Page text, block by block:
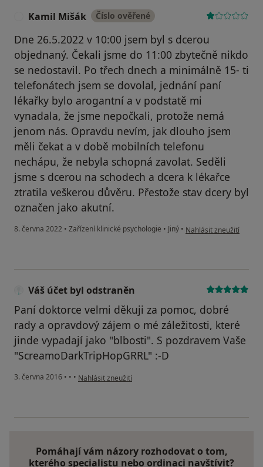
Kamil Mišák Číslo ověřené
Dne 26.5.2022 v 10:00 jsem byl s dcerou
objednaný. Čekali jsme do 11:00 zbytečně nikdo
se nedostavil. Po třech dnech a minimálně 15- ti
telefonátech jsem se dovolal, jednání paní
lékařky bylo arogantní a v podstatě mi
vynadala, že jsme nepočkali, protože nemá
jenom nás. Opravdu nevím, jak dlouho jsem
měli čekat a v době mobilních telefonu
nechápu, že nebyla schopná zavolat. Seděli
jsme s dcerou na schodech a dcera k lékařce
ztratila veškerou důvěru. Přestože stav dcery byl
označen jako akutní.
8. června 2022 • Zařízení klinické psychologie • Jiný • podle názoru uživatele
Nahlásit zneužití
Váš účet byl odstraněn
Paní doktorce velmi děkuji za pomoc, dobré
rady a opravdový zájem o mé záležitosti, které
jinde vypadají jako "blbosti". S pozdravem Vaše
"ScreamoDarkTripHopGRRL" :-D
3. června 2016 • • • podle názoru uživatele Váš účet byl odstraněn
Nahlásit zneužití
Pomáhají vám názory rozhodovat o tom,
kterého specialistu nebo ordinaci navštívit?